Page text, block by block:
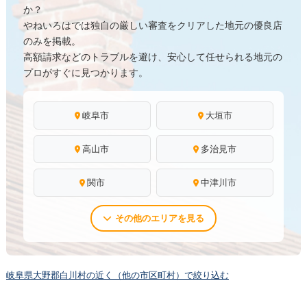
か？
やねいろはでは独自の厳しい審査をクリアした地元の優良店
のみを掲載。
高額請求などのトラブルを避け、安心して任せられる地元の
プロがすぐに見つかります。
岐阜市 大垣市
高山市 多治見市
関市 中津川市
その他のエリアを見る
岐阜県大野郡白川村の近く（他の市区町村）で絞り込む